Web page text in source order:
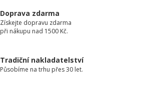
Doprava zdarma
Získejte dopravu zdarma
při nákupu nad 1500 Kč.
Tradiční nakladatelství
Působíme na trhu přes 30 let.